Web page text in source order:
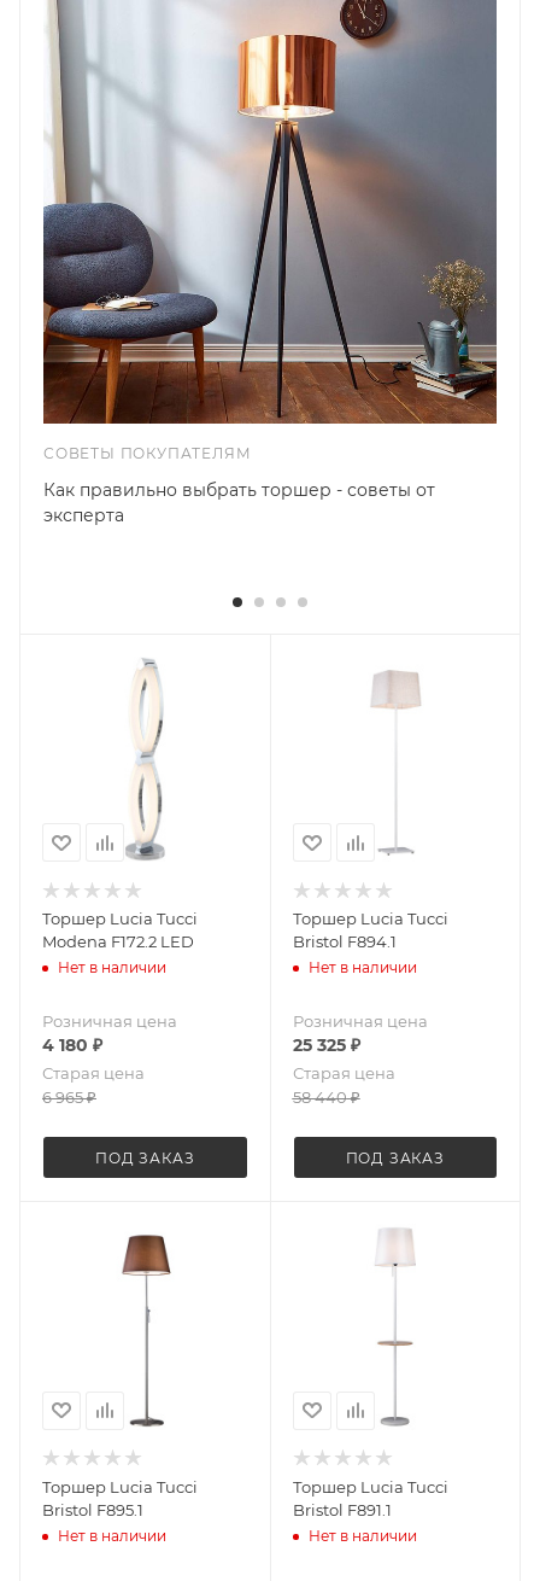
СОВЕТЫ ПОКУПАТЕЛЯМ
Как правильно выбрать торшер - советы от
эксперта
Торшер Lucia Tucci
Modena F172.2 LED
Нет в наличии
Розничная цена
4 180 ₽
Старая цена
6 965₽
ПОД ЗАКАЗ
Торшер Lucia Tucci
Bristol F894.1
Нет в наличии
Розничная цена
25 325₽
Старая цена
58 440₽
ПОД ЗАКАЗ
Торшер Lucia Tucci
Bristol F895.1
Нет в наличии
Торшер Lucia Tucci
Bristol F891.1
Нет в наличии